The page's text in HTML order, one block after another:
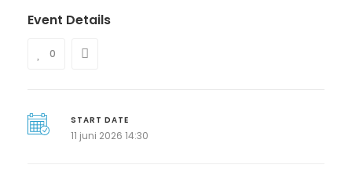
Event Details
0
START DATE
11 juni 2026 14:30